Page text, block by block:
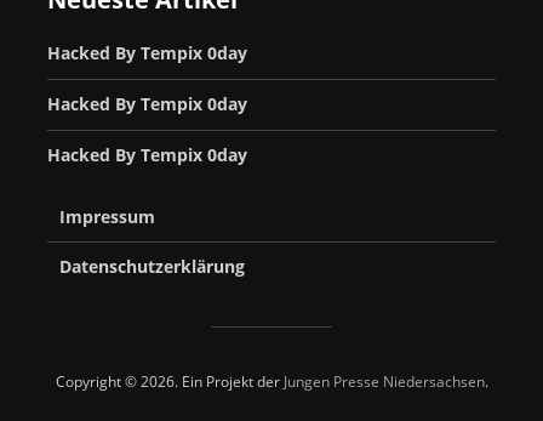
Hacked By Tempix 0day
Hacked By Tempix 0day
Hacked By Tempix 0day
Impressum
Datenschutzerklärung
Copyright © 2026. Ein Projekt der Jungen Presse Niedersachsen.